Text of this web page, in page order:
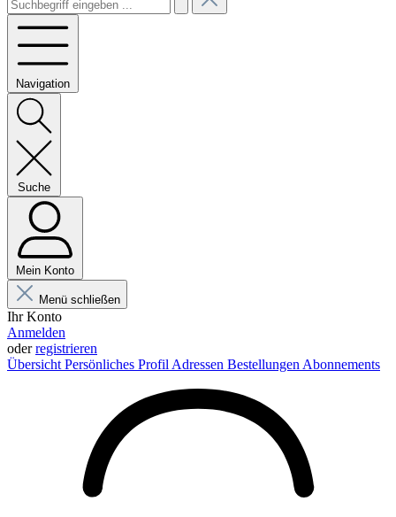
Navigation
Suche
Mein Konto
Menü schließen
Ihr Konto
Anmelden
oderregistrieren
Übersicht Persönliches Profil Adressen Bestellungen Abonnements